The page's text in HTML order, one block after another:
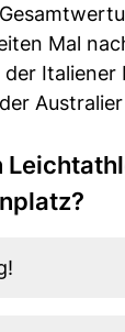
Mal
Italiener